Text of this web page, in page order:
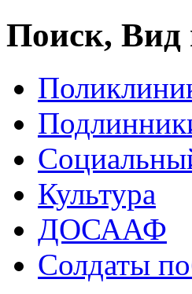
Поиск, Вид
Культура
ДОСААФ
Солдаты